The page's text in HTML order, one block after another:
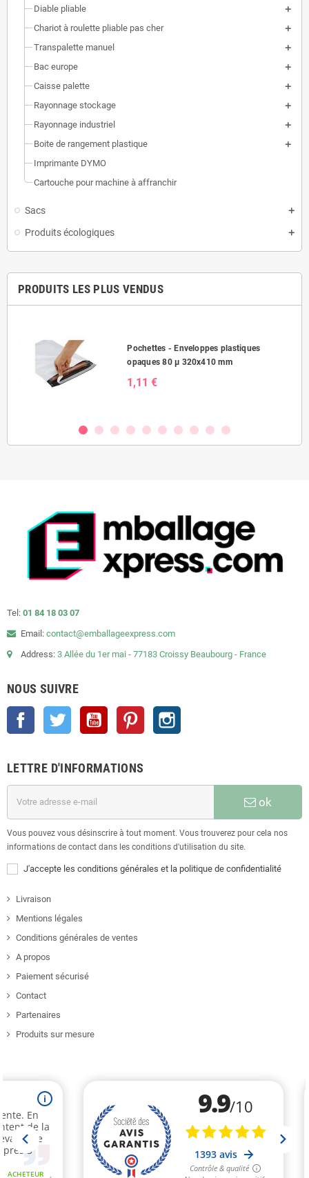
Diable pliable
Chariot à roulette pliable pas cher
Transpalette manuel
Bac europe
Caisse palette
Rayonnage stockage
Rayonnage industriel
Boite de rangement plastique
Imprimante DYMO
Cartouche pour machine à affranchir
Sacs
Produits écologiques
PRODUITS LES PLUS VENDUS
Pochettes - Enveloppes plastiques
opaques 80 µ 320x410 mm
1,11 €
Tel: 01 84 18 03 07
Email: contact@emballageexpress.com
Address: 3 Allée du 1er mai - 77183 Croissy Beaubourg - France
NOUS SUIVRE
Facebook Twitter YouTube Pinterest
LETTRE D'INFORMATIONS
ok
Vous pouvez vous désinscrire à tout moment. Vous trouverez pour cela nos
informations de contact dans les conditions d'utilisation du site.
J'accepte les conditions générales et la politique de confidentialité
Livraison
Mentions légales
Conditions générales de ventes
A propos
Paiement sécurisé
Contact
Partenaires
Produits sur mesure